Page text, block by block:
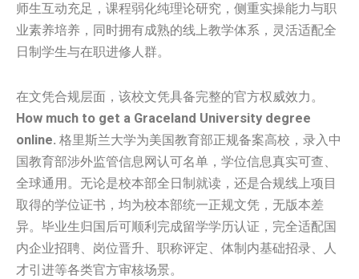
师生互动充足，课程弱化纯理论研究，侧重实操能力与职
业素养培养，同时拥有成熟的线上教学体系，灵活适配全
日制学生与在职进修人群。
在文凭合规层面，该校文凭具备完整的官方权威效力。
How much to get a Graceland University degree
online. 格里斯兰大学为美国教育部正规备案高校，录入中
国教育部涉外监管信息网认可名单，学位信息真实可查、
全球通用。无论是校本部全日制就读，还是合规线上项目
取得的学位证书，均为校本部统一正规文凭，无版本差
异。毕业生归国后可顺利完成留学学历认证，完全适配国
内企业招聘、岗位晋升、职称评定、体制内基础招录、人
才引进等各类官方审核场景。